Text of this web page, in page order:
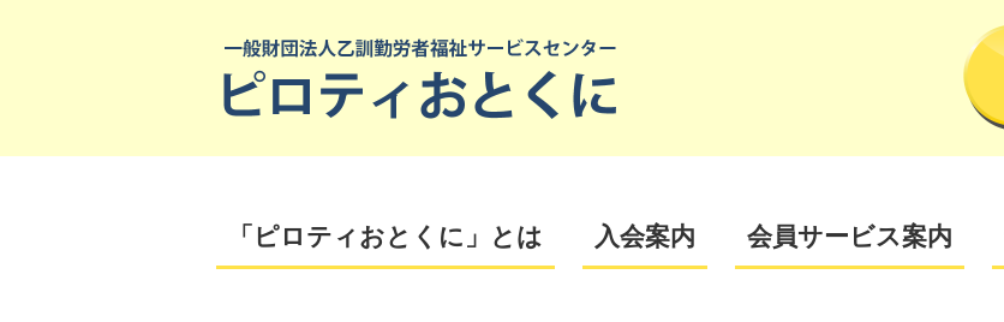
「ピロティおとくに」とは 入会案内 会員サービス案内